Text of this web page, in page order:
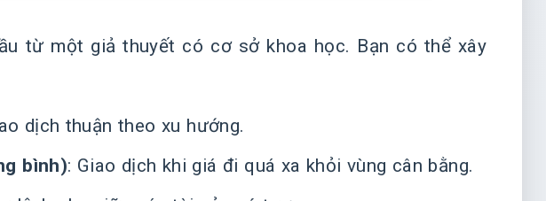
từ một giả thuyết có cơ sở khoa học. Bạn có thể xây
dịch thuận theo xu hướng.
bình): Giao dịch khi giá đi quá xa khỏi vùng cân bằng.